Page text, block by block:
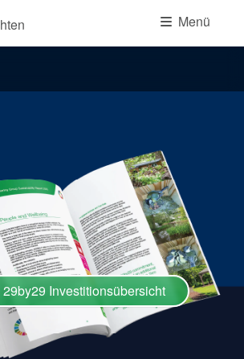
Menü
29by29 Investitionsübersicht